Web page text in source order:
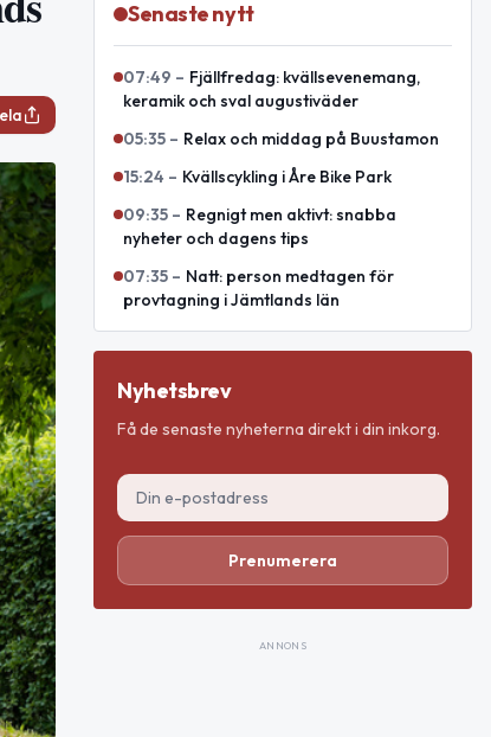
Senaste nytt
07:49 – Fjällfredag: kvällsevenemang,
keramik och sval augustiväder
05:35 – Relax och middag på Buustamon
15:24 – Kvällscykling i Åre Bike Park
09:35 – Regnigt men aktivt: snabba
nyheter och dagens tips
07:35 – Natt: person medtagen för
provtagning i Jämtlands län
Nyhetsbrev
Få de senaste nyheterna direkt i din inkorg.
Prenumerera
ANNONS